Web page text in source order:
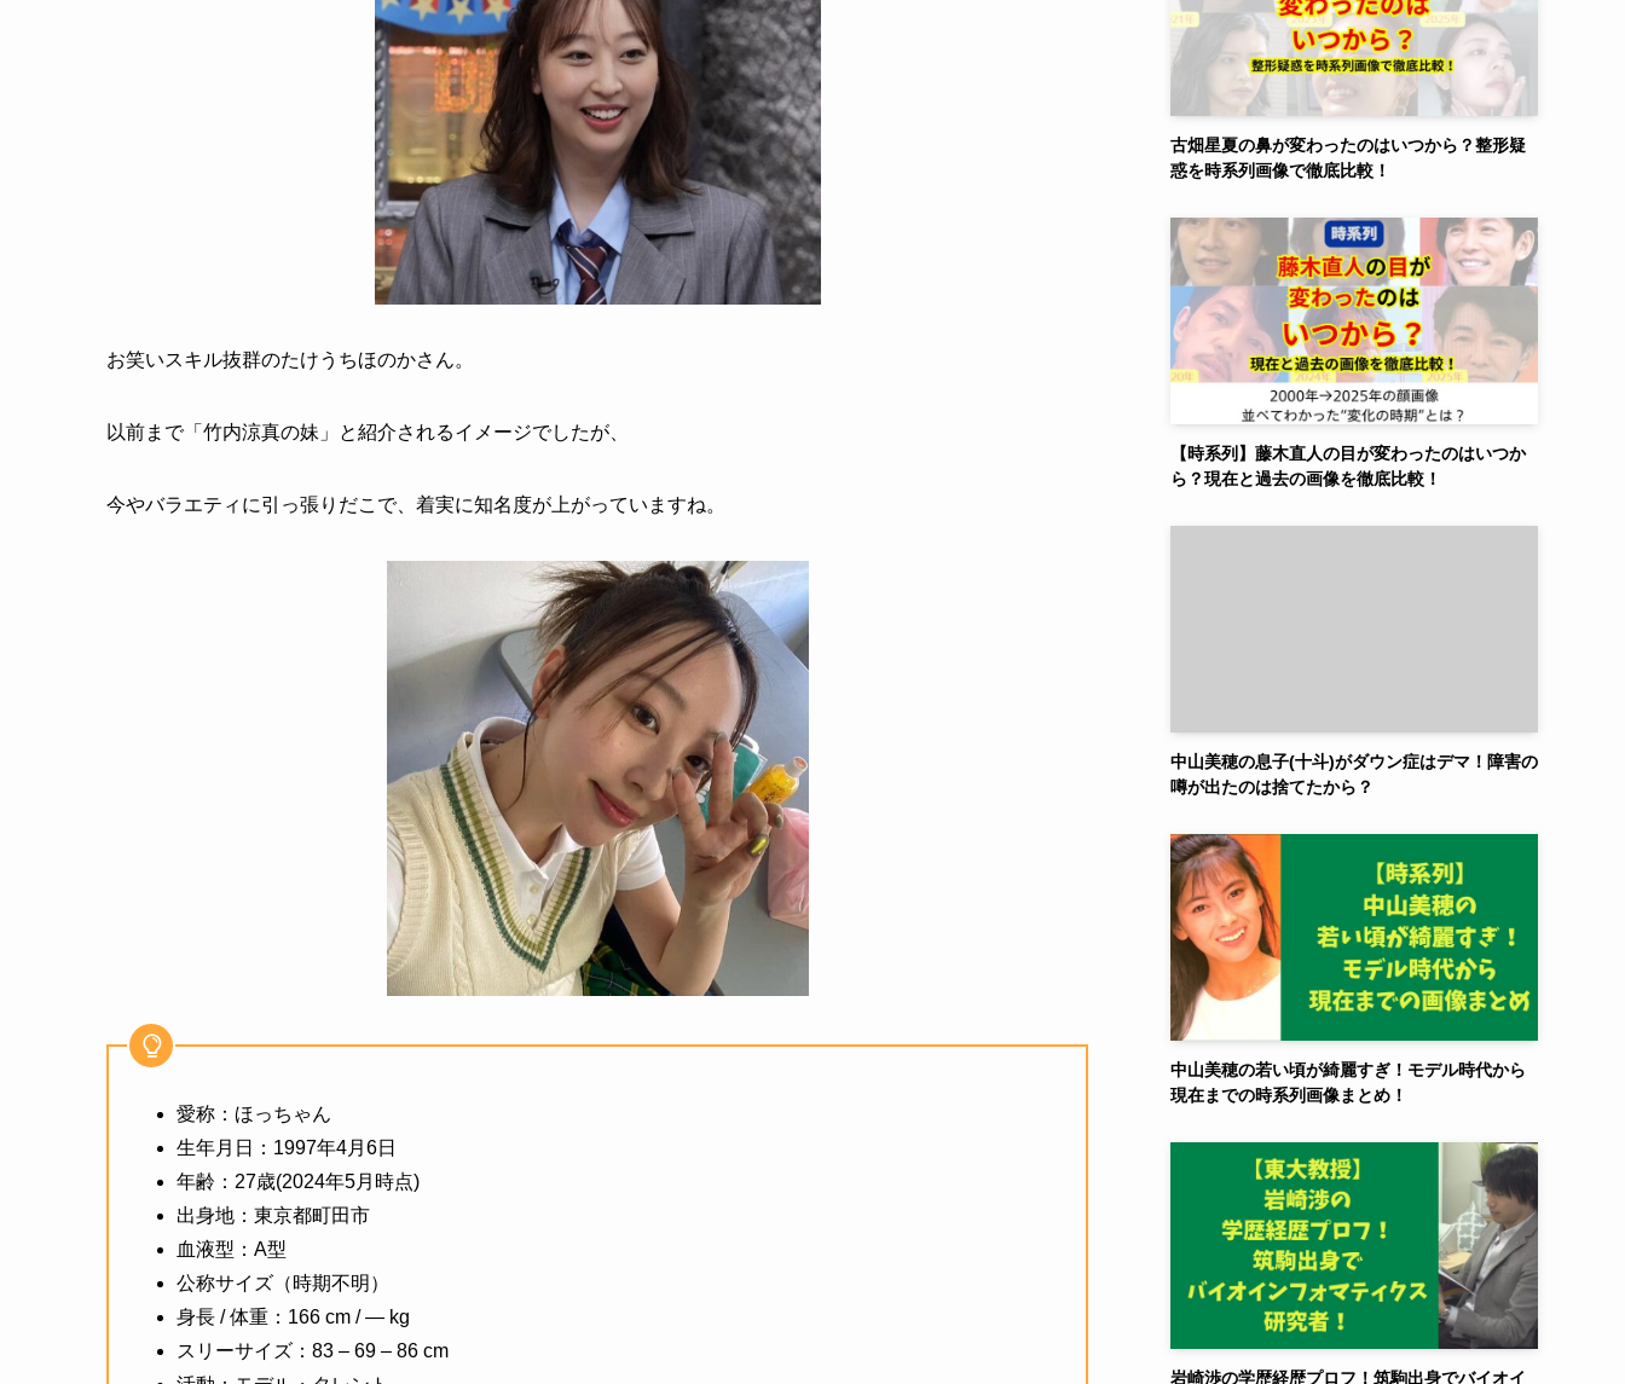
お笑いスキル抜群のたけうちほのかさん。
以前まで「竹内涼真の妹」と紹介されるイメージでしたが、
今やバラエティに引っ張りだこで、着実に知名度が上がっていますね。
愛称：ほっちゃん
生年月日：1997年4月6日
年齢：27歳(2024年5月時点)
出身地：東京都町田市
血液型：A型
公称サイズ（時期不明）
身長 / 体重：166 cm / ― kg
スリーサイズ：83 – 69 – 86 cm
古畑星夏の鼻が変わったのはいつから？整形疑
惑を時系列画像で徹底比較！
【時系列】藤木直人の目が変わったのはいつか
ら？現在と過去の画像を徹底比較！
中山美穂の息子(十斗)がダウン症はデマ！障害の
噂が出たのは捨てたから？
中山美穂の若い頃が綺麗すぎ！モデル時代から
現在までの時系列画像まとめ！
岩崎渉の学歴経歴プロフ！筑駒出身でバイオイ